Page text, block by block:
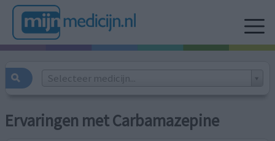
Selecteer medicijn...
Ervaringen met Carbamazepine